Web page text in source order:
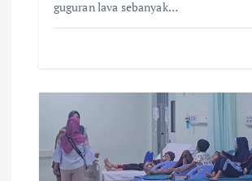
guguran lava sebanyak…